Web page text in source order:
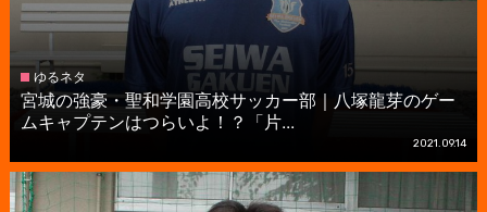
ゆるネタ
宮城の強豪・聖和学園高校サッカー部｜八塚龍芽のゲー
ムキャプテンはつらいよ！？「片...
2021.09.14